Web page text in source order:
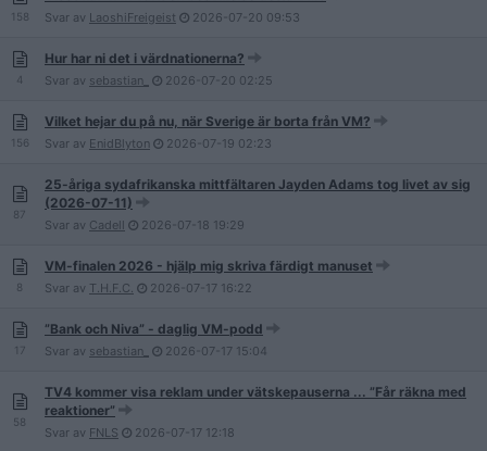
158 Svar av LaoshiFreigeist 2026-07-20 09:53
4
Hur har ni det i värdnationerna?
Svar av sebastian_ 2026-07-20 02:25
156
Vilket hejar du på nu, när Sverige är borta från VM?
Svar av EnidBlyton 2026-07-19 02:23
87
25-åriga sydafrikanska mittfältaren Jayden Adams tog livet av sig
(2026-07-11)
Svar av Cadell 2026-07-18 19:29
8
VM-finalen 2026 - hjälp mig skriva färdigt manuset
Svar av T.H.F.C. 2026-07-17 16:22
17
”Bank och Niva” - daglig VM-podd
Svar av sebastian_ 2026-07-17 15:04
58
TV4 kommer visa reklam under vätskepauserna ... ”Får räkna med
reaktioner”
Svar av FNLS 2026-07-17 12:18